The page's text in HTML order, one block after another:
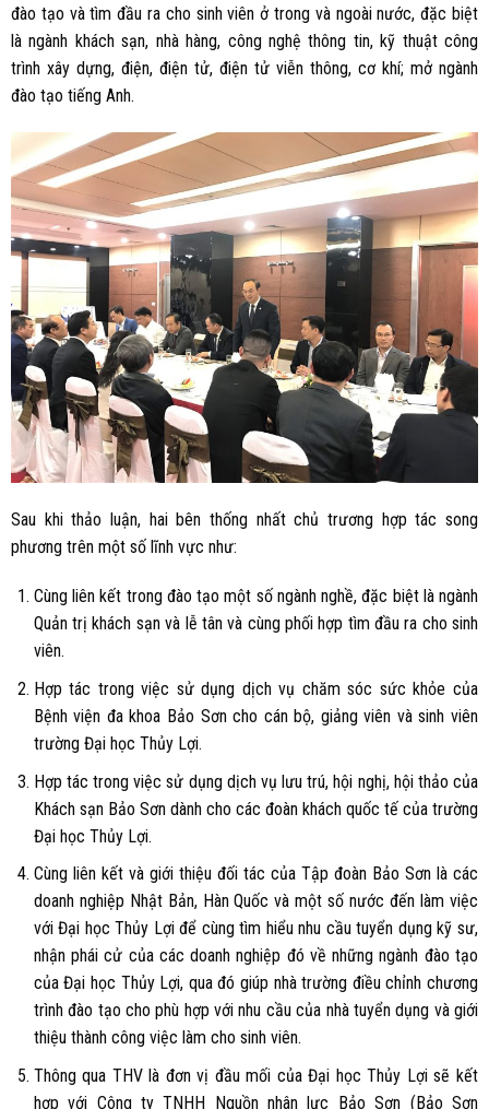
đào tạo và tìm đầu ra cho sinh viên ở trong và ngoài nước, đặc biệt
là ngành khách sạn, nhà hàng, công nghệ thông tin, kỹ thuật công
trình xây dựng, điện, điện tử, điện tử viễn thông, cơ khí; mở ngành
đào tạo tiếng Anh.
Sau khi thảo luận, hai bên thống nhất chủ trương hợp tác song
phương trên một số lĩnh vực như:
Cùng liên kết trong đào tạo một số ngành nghề, đặc biệt là ngành
Quản trị khách sạn và lễ tân và cùng phối hợp tìm đầu ra cho sinh
viên.
Hợp tác trong việc sử dụng dịch vụ chăm sóc sức khỏe của
Bệnh viện đa khoa Bảo Sơn cho cán bộ, giảng viên và sinh viên
trường Đại học Thủy Lợi.
Hợp tác trong việc sử dụng dịch vụ lưu trú, hội nghị, hội thảo của
Khách sạn Bảo Sơn dành cho các đoàn khách quốc tế của trường
Đại học Thủy Lợi.
Cùng liên kết và giới thiệu đối tác của Tập đoàn Bảo Sơn là các
doanh nghiệp Nhật Bản, Hàn Quốc và một số nước đến làm việc
với Đại học Thủy Lợi để cùng tìm hiểu nhu cầu tuyển dụng kỹ sư,
nhận phái cử của các doanh nghiệp đó về những ngành đào tạo
của Đại học Thủy Lợi, qua đó giúp nhà trường điều chỉnh chương
trình đào tạo cho phù hợp với nhu cầu của nhà tuyển dụng và giới
thiệu thành công việc làm cho sinh viên.
Thông qua THV là đơn vị đầu mối của Đại học Thủy Lợi sẽ kết
hợp với Công ty TNHH Nguồn nhân lực Bảo Sơn (Bảo Sơn